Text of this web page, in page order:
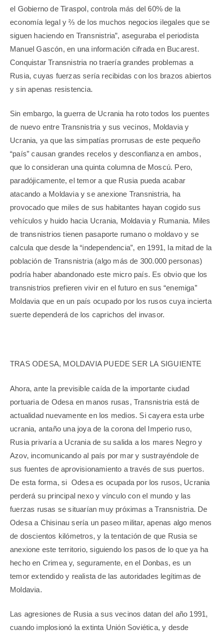
el Gobierno de Tiraspol, controla más del 60% de la
economía legal y⅔ de los muchos negocios ilegales que se
siguen haciendo en Transnistria”, aseguraba el periodista
Manuel Gascón, en una información cifrada en Bucarest.
Conquistar Transnistria no traería grandes problemas a
Rusia, cuyas fuerzas sería recibidas con los brazos abiertos
y sin apenas resistencia.
Sin embargo, la guerra de Ucrania ha roto todos los puentes
de nuevo entre Transnistria y sus vecinos, Moldavia y
Ucrania, ya que las simpatías prorrusas de este pequeño
“país” causan grandes recelos y desconfianza en ambos,
que lo consideran una quinta columna de Moscú. Pero,
paradójicamente, el temor a que Rusia pueda acabar
atacando a Moldavia y se anexione Transnistria, ha
provocado que miles de sus habitantes hayan cogido sus
vehículos y huido hacia Ucrania, Moldavia y Rumania. Miles
de transnistrios tienen pasaporte rumano o moldavo y se
calcula que desde la “independencia”, en 1991, la mitad de la
población de Transnistria (algo más de 300.000 personas)
podría haber abandonado este micro país. Es obvio que los
transnistrios prefieren vivir en el futuro en sus “enemiga”
Moldavia que en un país ocupado por los rusos cuya incierta
suerte dependerá de los caprichos del invasor.
TRAS ODESA, MOLDAVIA PUEDE SER LA SIGUIENTE
Ahora, ante la previsible caída de la importante ciudad
portuaria de Odesa en manos rusas, Transnistria está de
actualidad nuevamente en los medios. Si cayera esta urbe
ucrania, antaño una joya de la corona del Imperio ruso,
Rusia privaría a Ucrania de su salida a los mares Negro y
Azov, incomunicando al país por mar y sustrayéndole de
sus fuentes de aprovisionamiento a través de sus puertos.
De esta forma, si Odesa es ocupada por los rusos, Ucrania
perderá su principal nexo y vínculo con el mundo y las
fuerzas rusas se situarían muy próximas a Transnistria. De
Odesa a Chisinau sería un paseo militar, apenas algo menos
de doscientos kilómetros, y la tentación de que Rusia se
anexione este territorio, siguiendo los pasos de lo que ya ha
hecho en Crimea y, seguramente, en el Donbas, es un
temor extendido y realista de las autoridades legítimas de
Moldavia.
Las agresiones de Rusia a sus vecinos datan del año 1991,
cuando implosionó la extinta Unión Soviética, y desde